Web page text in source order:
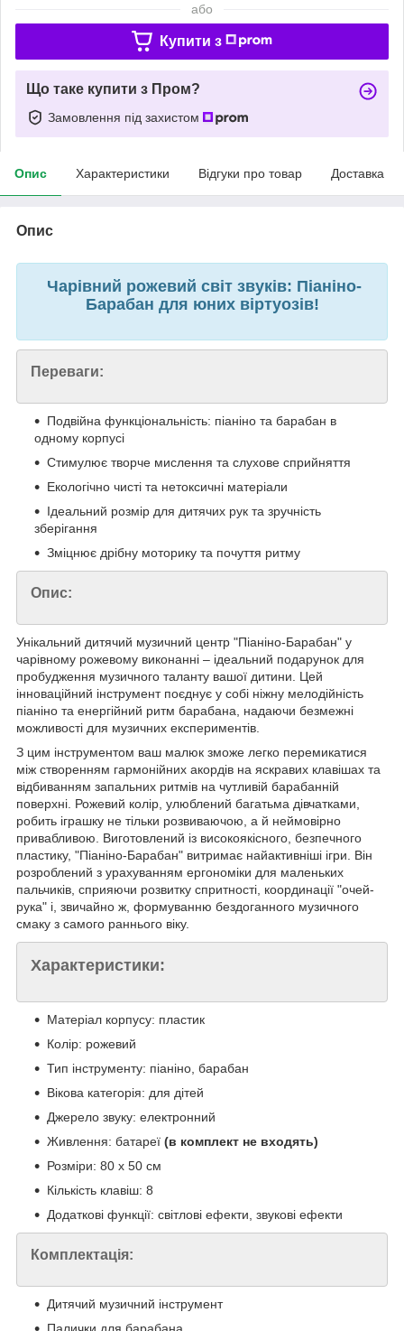
або
Купити з
Що таке купити з Пром?
Замовлення під захистом
Опис Характеристики Відгуки про товар Доставка
Опис
Чарівний рожевий світ звуків: Піаніно-
Барабан для юних віртуозів!
Переваги:
Подвійна функціональність: піаніно та барабан в
одному корпусі
Стимулює творче мислення та слухове сприйняття
Екологічно чисті та нетоксичні матеріали
Ідеальний розмір для дитячих рук та зручність
зберігання
Зміцнює дрібну моторику та почуття ритму
Опис:
Унікальний дитячий музичний центр "Піаніно-Барабан" у
чарівному рожевому виконанні – ідеальний подарунок для
пробудження музичного таланту вашої дитини. Цей
інноваційний інструмент поєднує у собі ніжну мелодійність
піаніно та енергійний ритм барабана, надаючи безмежні
можливості для музичних експериментів.
З цим інструментом ваш малюк зможе легко перемикатися
між створенням гармонійних акордів на яскравих клавішах та
відбиванням запальних ритмів на чутливій барабанній
поверхні. Рожевий колір, улюблений багатьма дівчатками,
робить іграшку не тільки розвиваючою, а й неймовірно
привабливою. Виготовлений із високоякісного, безпечного
пластику, "Піаніно-Барабан" витримає найактивніші ігри. Він
розроблений з урахуванням ергономіки для маленьких
пальчиків, сприяючи розвитку спритності, координації "очей-
рука" і, звичайно ж, формуванню бездоганного музичного
смаку з самого раннього віку.
Характеристики:
Матеріал корпусу: пластик
Колір: рожевий
Тип інструменту: піаніно, барабан
Вікова категорія: для дітей
Джерело звуку: електронний
Живлення: батареї (в комплект не входять)
Розміри: 80 х 50 см
Кількість клавіш: 8
Додаткові функції: світлові ефекти, звукові ефекти
Комплектація:
Дитячий музичний інструмент
Палички для барабана